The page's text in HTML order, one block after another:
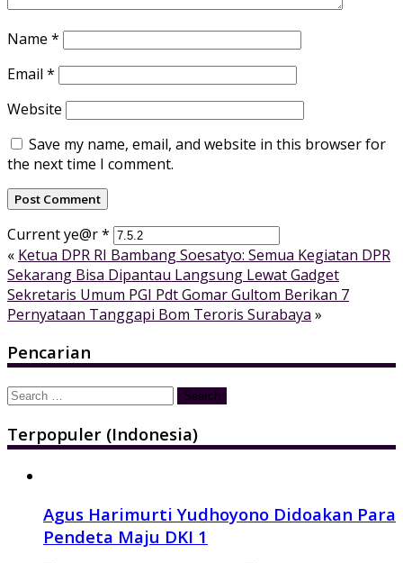
Name *
Email *
Website
Save my name, email, and website in this browser for
the next time I comment.
Current ye@r*
« Ketua DPR RI Bambang Soesatyo: Semua Kegiatan DPR
Sekarang Bisa Dipantau Langsung Lewat Gadget
Sekretaris Umum PGI Pdt Gomar Gultom Berikan 7
Pernyataan Tanggapi Bom Teroris Surabaya »
Pencarian
Search
Terpopuler (Indonesia)
Agus Harimurti Yudhoyono Didoakan Para
Pendeta Maju DKI 1